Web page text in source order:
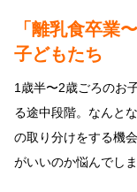
「離乳食卒業
子どもたち
1歳半〜2歳ごろのお
る途中段階。なんと
の取り分けをする機
がいいのか悩んでし